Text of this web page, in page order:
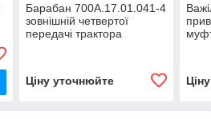
Барабан 700А.17.01.041-4
зовнішній четвертої
передачі трактора
Ціну уточнюйте